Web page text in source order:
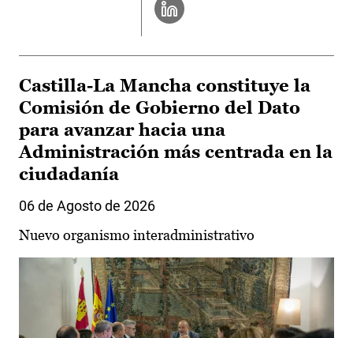
Castilla-La Mancha constituye la
Comisión de Gobierno del Dato
para avanzar hacia una
Administración más centrada en la
ciudadanía
06 de Agosto de 2026
Nuevo organismo interadministrativo